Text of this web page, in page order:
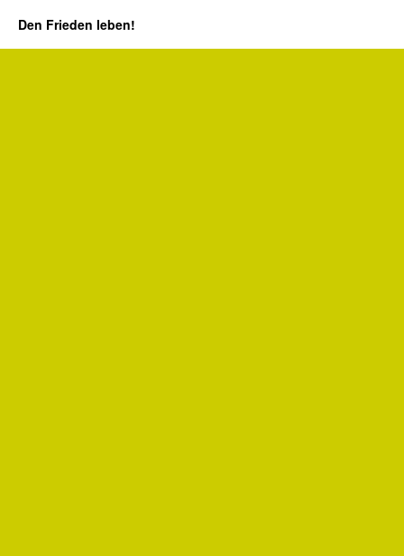
Den Frieden leben!